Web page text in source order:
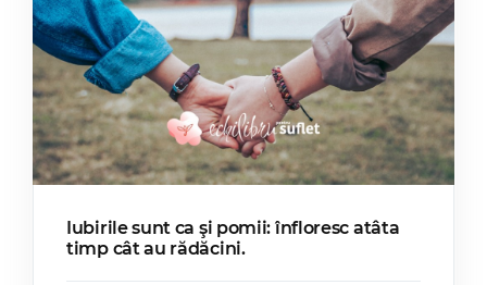
Iubirile sunt ca şi pomii: înfloresc atâta
timp cât au rădăcini.